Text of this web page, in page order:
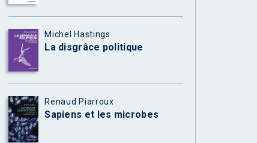
Michel Hastings
La disgrâce politique
Renaud Piarroux
Sapiens et les microbes